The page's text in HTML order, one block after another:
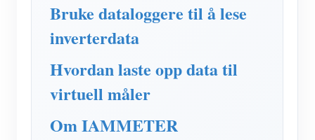
System for energiprognoser og -simulering
Solar PV System Energy Monitor
PV-varmekontrollsystem
Bruke dataloggere til å lese
inverterdata
Hvordan laste opp data til
virtuell måler
Om IAMMETER